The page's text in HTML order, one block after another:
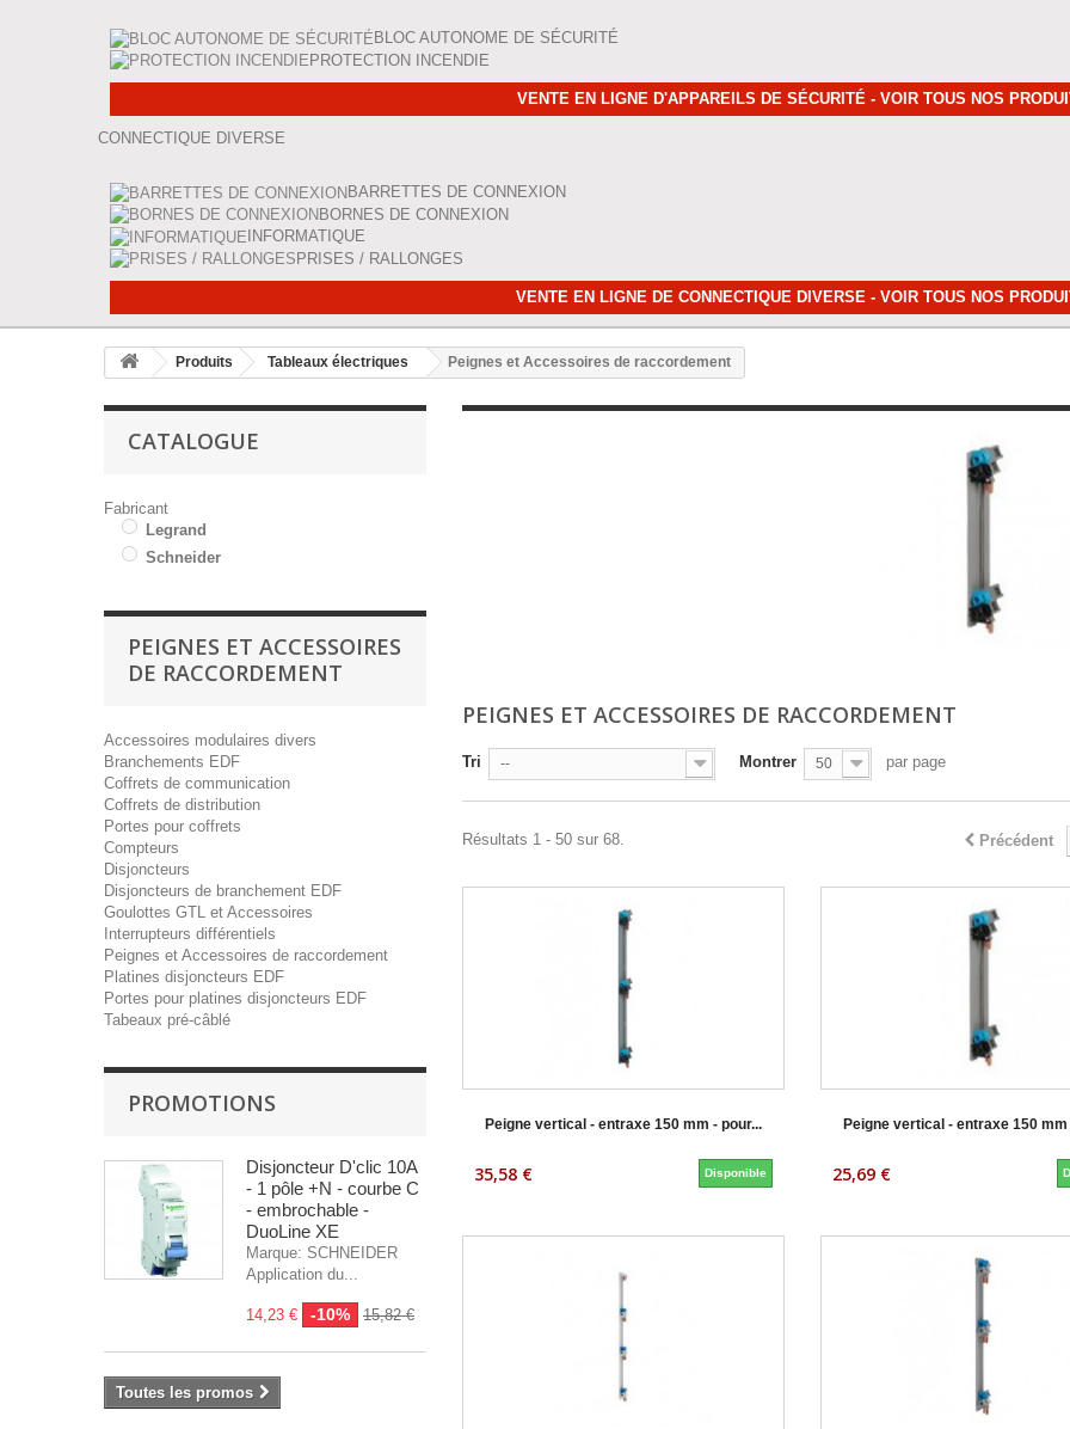
BLOC AUTONOME DE SÉCURITÉ
PROTECTION INCENDIE
VENTE EN LIGNE D'APPAREILS DE SÉCURITÉ - VOIR TOUS NOS
CONNECTIQUE DIVERSE
BARRETTES DE CONNEXION
BORNES DE CONNEXION
INFORMATIQUE
PRISES / RALLONGES
VENTE EN LIGNE DE CONNECTIQUE DIVERSE - VOIR TOUS NOS
Produits Tableaux électriques Peignes et Accessoires de raccordement
CATALOGUE
Fabricant
Legrand
Schneider
PEIGNES ET ACCESSOIRES
DE RACCORDEMENT
Accessoires modulaires divers
Branchements EDF
Coffrets de communication
Coffrets de distribution
Portes pour coffrets
Compteurs
Disjoncteurs
Disjoncteurs de branchement EDF
Goulottes GTL et Accessoires
Interrupteurs différentiels
Peignes et Accessoires de raccordement
Platines disjoncteurs EDF
Portes pour platines disjoncteurs EDF
Tabeaux pré-câblé
PROMOTIONS
Disjoncteur D'clic 10A
- 1 pôle +N - courbe C
- embrochable -
DuoLine XE
Marque: SCHNEIDER
Application du...
14,23 € -10% 15,82 €
Toutes les promos
PEIGNES ET ACCESSOIRES DE RACCORDEMENT
Tri -- Montrer 50 par page
Précédent
Résultats 1 - 50 sur 68.
Peigne vertical - entraxe 150 mm - pour...
35,58 € Disponible
Peigne vertical - entraxe 150 mm
25,69 €